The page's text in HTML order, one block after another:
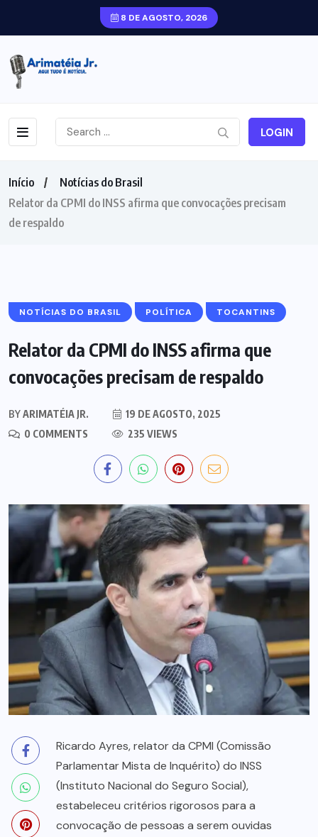
8 DE AGOSTO, 2026
LOGIN
Início
Notícias do Brasil
Relator da CPMI do INSS afirma que convocações precisam
de respaldo
NOTÍCIAS DO BRASIL POLÍTICA TOCANTINS
Relator da CPMI do INSS afirma que
convocações precisam de respaldo
BYARIMATÉIA JR.
19 DE AGOSTO, 2025
0 COMMENTS
235 VIEWS
Ricardo Ayres, relator da CPMI (Comissão
Parlamentar Mista de Inquérito) do INSS
(Instituto Nacional do Seguro Social),
estabeleceu critérios rigorosos para a
convocação de pessoas a serem ouvidas